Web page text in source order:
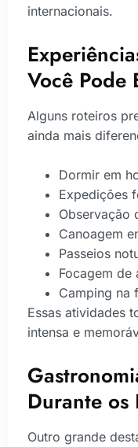
internacionais.
Você Pode
Alguns roteiros
ainda mais
Dormir em
Expedições
Observação
Canoagem
Passeios
Focagem de
Camping na
Essas atividades
intensa e
Durante os
Outro grande